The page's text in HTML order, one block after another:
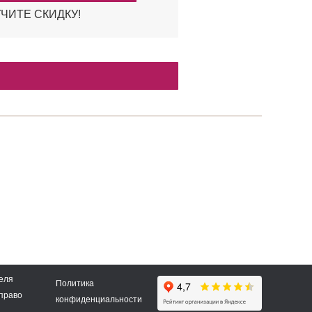
СКИДКУ!
Политика
конфиденциальности